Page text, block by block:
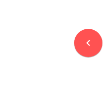
navigate_before